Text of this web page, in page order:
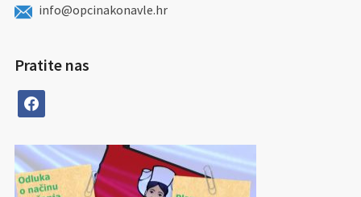
info@opcinakonavle.hr
Pratite nas
facebook